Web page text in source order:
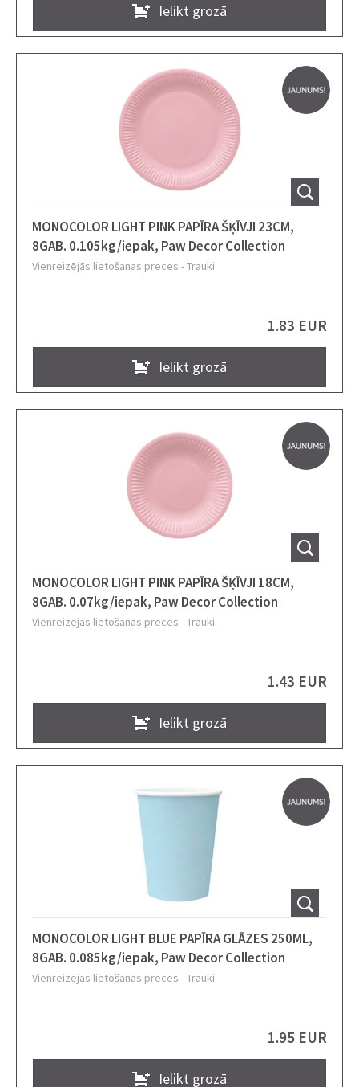
Ielikt grozā
MONOCOLOR LIGHT PINK PAPĪRA ŠĶĪVJI 23CM,
8GAB. 0.105kg/iepak, Paw Decor Collection
Vienreizējās lietošanas preces -Trauki
1.83 EUR
Ielikt grozā
MONOCOLOR LIGHT PINK PAPĪRA ŠĶĪVJI 18CM,
8GAB. 0.07kg/iepak, Paw Decor Collection
Vienreizējās lietošanas preces -Trauki
1.43 EUR
Ielikt grozā
MONOCOLOR LIGHT BLUE PAPĪRA GLĀZES 250ML,
8GAB. 0.085kg/iepak, Paw Decor Collection
Vienreizējās lietošanas preces -Trauki
1.95 EUR
Ielikt grozā